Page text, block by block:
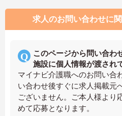
求人のお問い合わせに
このページから問い合わ
施設に個人情報が渡され
マイナビ介護職へのお問い合
い合わせ後すぐに求人掲載元
ございません。ご本人様より
めて応募となります。